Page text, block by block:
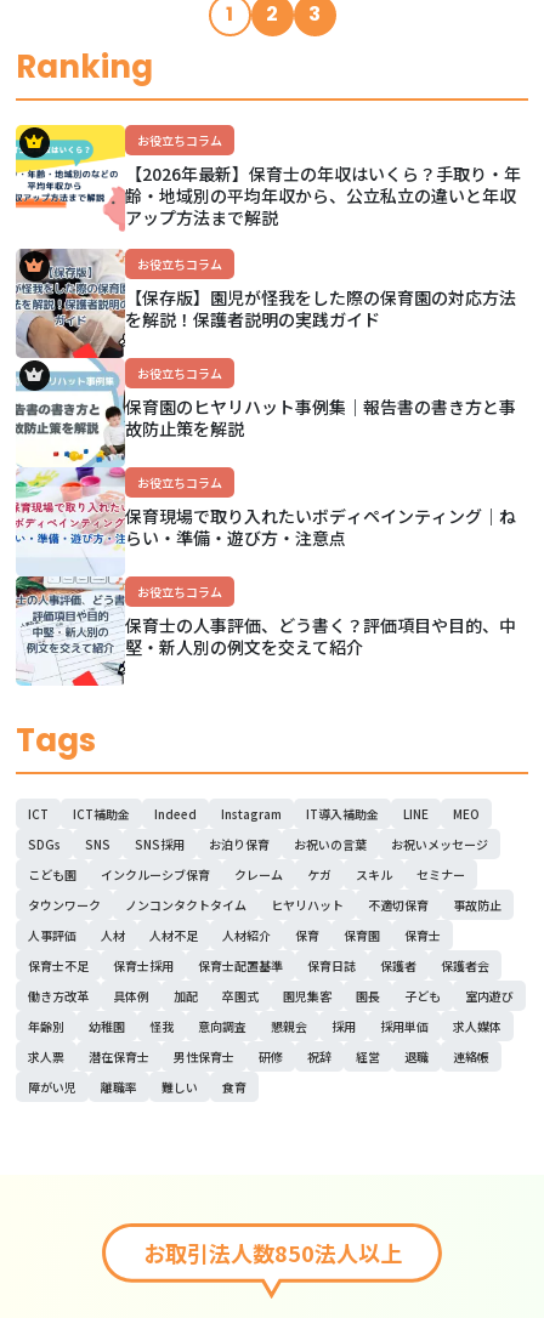
1 2 3
Ranking
お役立ちコラム
【2026年最新】保育士の年収はいくら？手取り・年
齢・地域別の平均年収から、公立私立の違いと年収
アップ方法まで解説
お役立ちコラム
【保存版】園児が怪我をした際の保育園の対応方法
を解説！保護者説明の実践ガイド
お役立ちコラム
保育園のヒヤリハット事例集｜報告書の書き方と事
故防止策を解説
お役立ちコラム
保育現場で取り入れたいボディペインティング｜ね
らい・準備・遊び方・注意点
お役立ちコラム
保育士の人事評価、どう書く？評価項目や目的、中
堅・新人別の例文を交えて紹介
Tags
ICT ICT補助金 Indeed Instagram IT導入補助金 LINE
MEO
SDGs
SNS SNS採用 お泊り保育 お祝いの言葉
お祝いメッセージ
こども園
インクルーシブ保育 クレーム ケガ スキル
セミナー
タウンワーク
ノンコンタクトタイム ヒヤリハット 不適切保育
事故防止
人事評価
人材 人材不足 人材紹介 保育 保育園
保育士
保育士不足
保育士採用 保育士配置基準 保育日誌 保護者
保護者会
働き方改革
具体例 加配 卒園式 園児集客 園長 子ども
室内遊び
年齢別
幼稚園 怪我 意向調査 懇親会 採用 採用単価
求人媒体
求人票
潜在保育士 男性保育士 研修 祝辞 経営 退職
連絡帳
障がい児
離職率 難しい 食育
お取引法人数850法人以上